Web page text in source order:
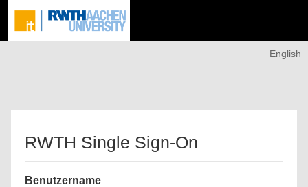
English
RWTH Single Sign-On
Benutzername